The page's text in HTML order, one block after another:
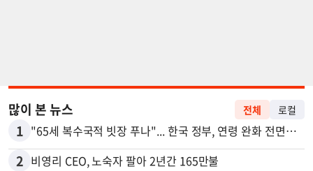
많이 본 뉴스 전체 로컬
1 "65세 복수국적 빗장 푸나"... 한국 정부, 연령 완화 전면 추진
2 비영리 CEO, 노숙자 팔아 2년간 165만불